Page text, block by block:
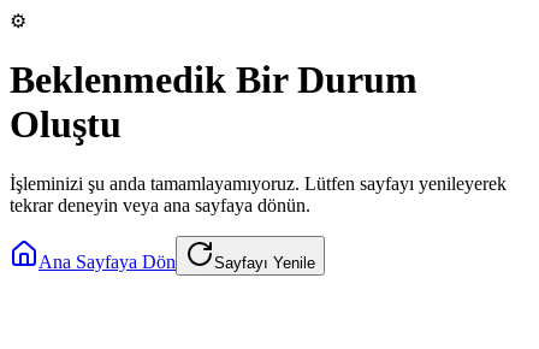
⚙️
Beklenmedik Bir Durum
Oluştu
İşleminizi şu anda tamamlayamıyoruz. Lütfen sayfayı yenileyerek
tekrar deneyin veya ana sayfaya dönün.
Ana Sayfaya Dön Sayfayı Yenile